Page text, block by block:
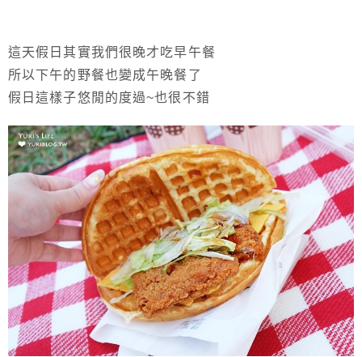
這天假日其實我們很晚才吃早午餐
所以下午的野餐也變成午晚餐了
假日這樣子悠閒的度過~也很不錯